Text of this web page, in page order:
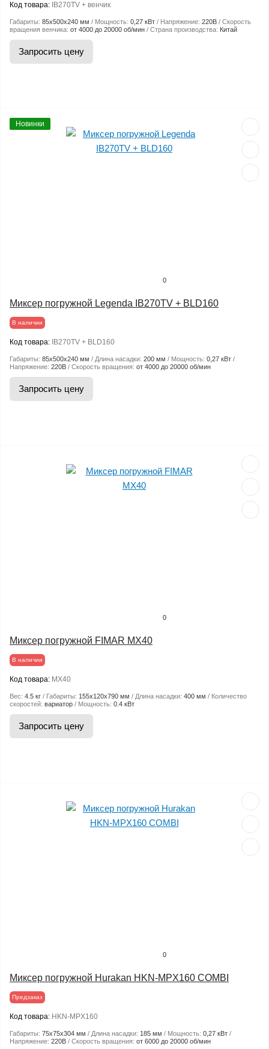
Код товара: IB270TV + венчик
Габариты: 85х500х240 мм Мощность: 0,27 кВт Напряжение: 220В
Скорость
вращения венчика: от 4000 до 20000 об/мин Страна производства: Китай
Запросить цену
Новинки
0
Миксер погружной Legenda IB270TV + BLD160
В наличии
Код товара: IB270TV + BLD160
Габариты: 85х500х240 мм Длина насадки: 200 мм Мощность: 0,27 кВт
Напряжение: 220В Скорость вращения: от 4000 до 20000 об/мин
Запросить цену
0
Миксер погружной FIMAR MX40
В наличии
Код товара: MX40
Вес: 4.5 кг Габариты: 155х120х790 мм Длина насадки: 400 мм
Количество
скоростей: вариатор Мощность: 0.4 кВт
Запросить цену
0
Миксер погружной Hurakan HKN-MPX160 COMBI
Предзаказ
Код товара: HKN-MPX160
Габариты: 75х75х304 мм Длина насадки: 185 мм Мощность: 0,27 кВт
Напряжение: 220В Скорость вращения: от 6000 до 20000 об/мин